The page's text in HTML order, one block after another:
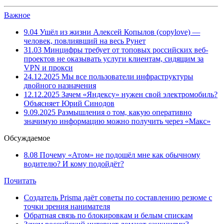
Важное
9.04 Ушёл из жизни Алексей Копылов (copylove) —
человек, повлиявший на весь Рунет
31.03 Минцифры требует от топовых российских веб-
проектов не оказывать услуги клиентам, сидящим за
VPN и прокси
24.12.2025 Мы все пользователи инфраструктуры
двойного назначения
12.12.2025 Зачем «Яндексу» нужен свой электромобиль?
Объясняет Юрий Синодов
9.09.2025 Размышления о том, какую оперативно
значимую информацию можно получить через «Макс»
Обсуждаемое
8.08 Почему «Атом» не подошёл мне как обычному
водителю? И кому подойдёт?
Почитать
Создатель Prisma даёт советы по составлению резюме с
точки зрения нанимателя
Обратная связь по блокировкам и белым спискам